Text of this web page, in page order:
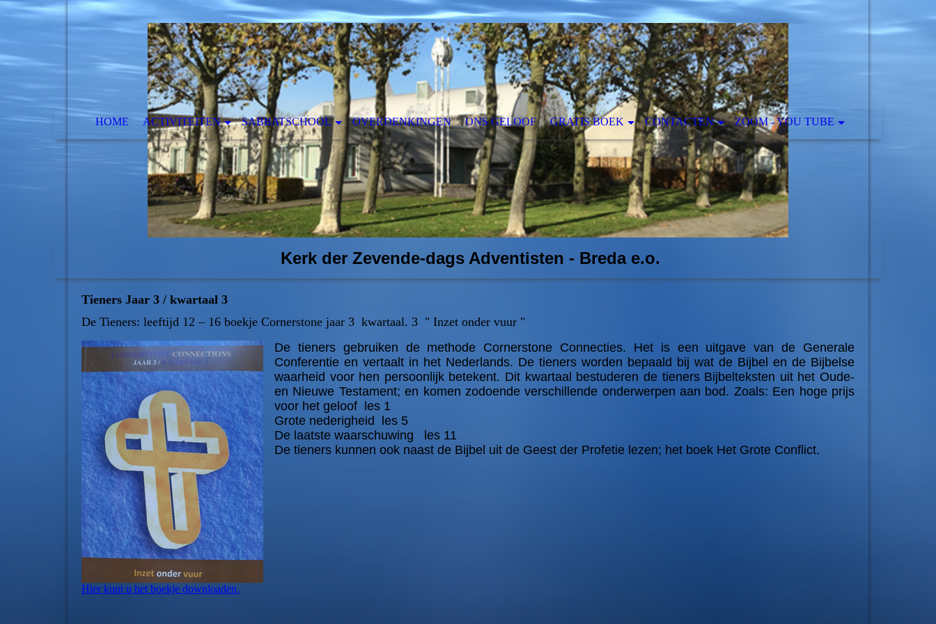
HOME ACTIVITEITEN SABBATSCHOOL OVERDENKINGEN ONS GELOOF GRATIS BOEK CONTACTEN ZOOM - YOU TUBE
Kerk der Zevende-dags Adventisten - Breda e.o.
Tieners Jaar 3 / kwartaal 3
De Tieners: leeftijd 12 – 16 boekje Cornerstone jaar 3 kwartaal. 3 " Inzet onder vuur "
Hier kunt u het boekje downloaden.
De tieners gebruiken de methode Cornerstone Connecties. Het is een uitgave van de Generale
Conferentie en vertaalt in het Nederlands. De tieners worden bepaald bij wat de Bijbel en de Bijbelse
waarheid voor hen persoonlijk betekent. Dit kwartaal bestuderen de tieners Bijbelteksten uit het Oude-
en Nieuwe Testament; en komen zodoende verschillende onderwerpen aan bod. Zoals: Een hoge prijs
voor het geloof les 1
Grote nederigheid les 5
De laatste waarschuwing les 11
De tieners kunnen ook naast de Bijbel uit de Geest der Profetie lezen; het boek Het Grote Conflict.